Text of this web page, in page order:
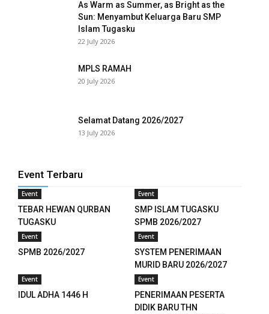
As Warm as Summer, as Bright as the
Sun: Menyambut Keluarga Baru SMP
Islam Tugasku
22 July 2026
MPLS RAMAH
20 July 2026
Selamat Datang 2026/2027
13 July 2026
Event Terbaru
Event
TEBAR HEWAN QURBAN
TUGASKU
Event
SMP ISLAM TUGASKU
SPMB 2026/2027
Event
SPMB 2026/2027
Event
SYSTEM PENERIMAAN
MURID BARU 2026/2027
Event
IDUL ADHA 1446 H
Event
PENERIMAAN PESERTA
DIDIK BARU THN